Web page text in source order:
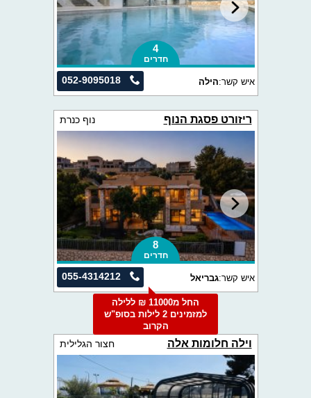
4
חדרים
052-9095018 איש קשר:הילה
ריזורט פסגת הנוף נוף כנרת
8
חדרים
055-4314212 איש קשר:גבריאל
החל מ11000 ₪ ללילה
למזמינים 2 לילות בסופ"ש
הקרוב
וילה חלומות אלה חצור הגלילית